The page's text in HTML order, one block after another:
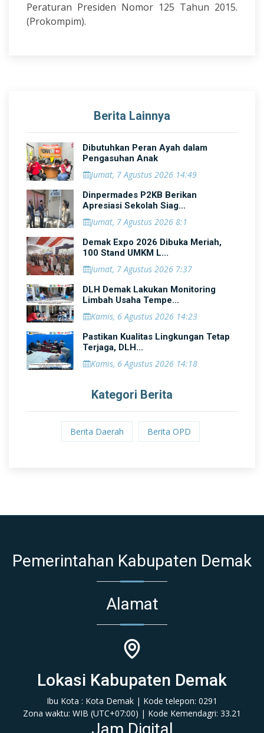
Peraturan Presiden Nomor 125 Tahun 2015.
(Prokompim).
Berita Lainnya
Dibutuhkan Peran Ayah dalam
Pengasuhan Anak
Jumat, 7 Agustus 2026 14:49
Dinpermades P2KB Berikan
Apresiasi Sekolah Siag...
Jumat, 7 Agustus 2026 8:1
Demak Expo 2026 Dibuka Meriah,
100 Stand UMKM L...
Jumat, 7 Agustus 2026 7:37
DLH Demak Lakukan Monitoring
Limbah Usaha Tempe...
Kamis, 6 Agustus 2026 14:23
Pastikan Kualitas Lingkungan Tetap
Terjaga, DLH...
Kamis, 6 Agustus 2026 14:18
Kategori Berita
Berita Daerah Berita OPD
Pemerintahan Kabupaten Demak
Alamat
Lokasi Kabupaten Demak
Ibu Kota : Kota Demak | Kode telepon: 0291
Zona waktu: WIB (‎UTC+07:00‎)‎ | Kode Kemendagri: 33.21